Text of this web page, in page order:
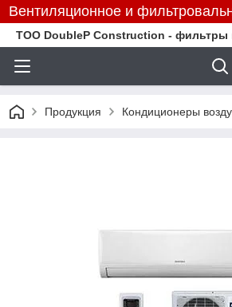
Вентиляционное и
TOO DoubleP Construction -
Продукция Кондиционеры